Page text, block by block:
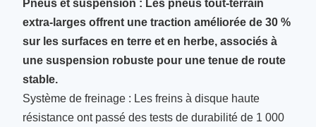
Pneus et suspension : Les pneus tout-terrain
extra-larges offrent une traction améliorée de 30 %
sur les surfaces en terre et en herbe, associés à
une suspension robuste pour une tenue de route
stable.
Système de freinage : Les freins à disque haute
résistance ont passé des tests de durabilité de 1 000